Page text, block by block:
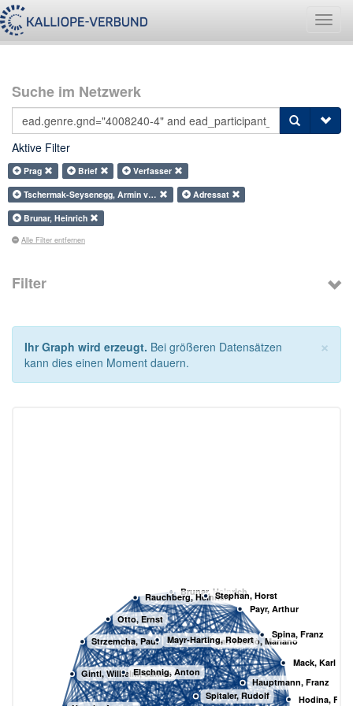
Suche im Netzwerk
Aktive Filter
Prag Brief
Verfasser
Tschermak-Seysenegg, Armin v…
Adressat
Brunar, Heinrich
Alle Filter entfernen
Filter
×
Ihr Graph wird erzeugt. Bei größeren Datensätzen
kann dies einen Moment dauern.
Hauptmann, Franz
Hodina,
San Nicolò, Mariano
Mack, Karl
Strzemcha, Paul
Spina, Franz
Brunar, Heinrich
Payr, Arthur
Gintl, Wilhelm, Junior
Mayr-Harting, Robert
Rauchberg, Heinrich
Elschnig, Anton
Otto, Ernst
Spitaler, Rudolf
Stephan, Horst